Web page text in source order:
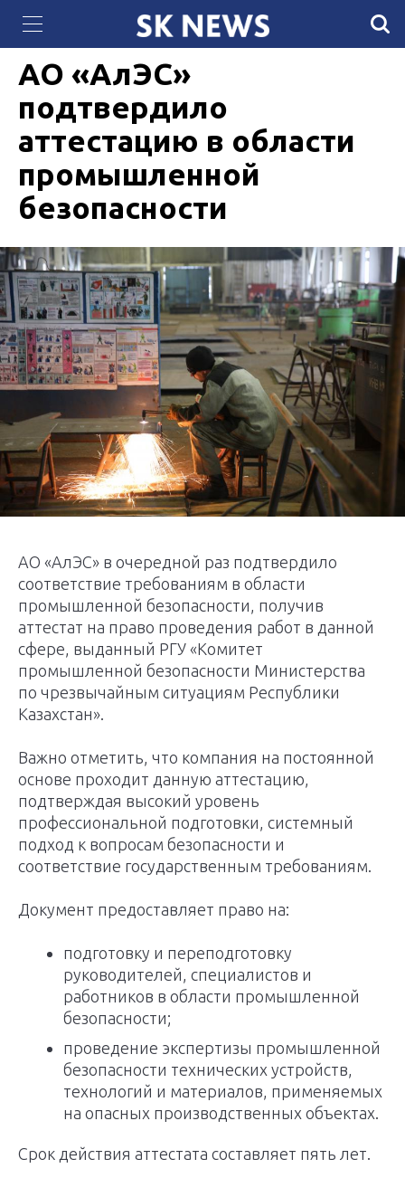
Губернатор штата Техас Грег Эбботт «объявил
войну» Байдену
14 МАЯ 2026, 11:00 395
АО «АлЭС»
подтвердило
аттестацию в области
промышленной
безопасности
АО «АлЭС» в очередной раз подтвердило
соответствие требованиям в области
промышленной безопасности, получив
аттестат на право проведения работ в данной
сфере, выданный РГУ «Комитет
промышленной безопасности Министерства
по чрезвычайным ситуациям Республики
Казахстан».
Важно отметить, что компания на постоянной
основе проходит данную аттестацию,
подтверждая высокий уровень
профессиональной подготовки, системный
подход к вопросам безопасности и
соответствие государственным требованиям.
Документ предоставляет право на:
подготовку и переподготовку
руководителей, специалистов и
работников в области промышленной
безопасности;
проведение экспертизы промышленной
безопасности технических устройств,
технологий и материалов, применяемых
на опасных производственных объектах.
Срок действия аттестата составляет пять лет.